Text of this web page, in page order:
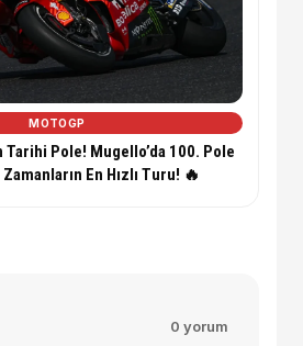
MOTOGP
Tarihi Pole! Mugello’da 100. Pole
En Hızlı Turu! 🔥
0 yorum